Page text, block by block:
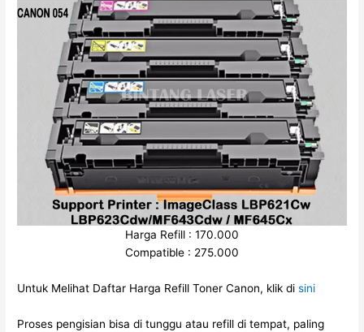
Harga Refill : 170.000
Compatible : 275.000
Untuk Melihat Daftar Harga Refill Toner Canon, klik di sini
Proses pengisian bisa di tunggu atau refill di tempat, paling